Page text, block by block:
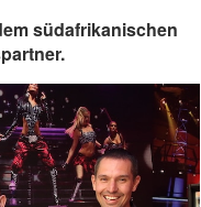
südafrikanischen